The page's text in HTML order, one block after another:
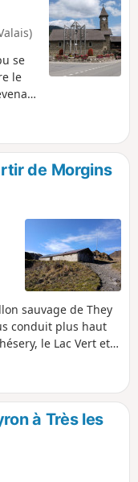
se
le
de Morgins
sauvage de They
conduit plus haut
le Lac Vert et
de montagne.
à Très les